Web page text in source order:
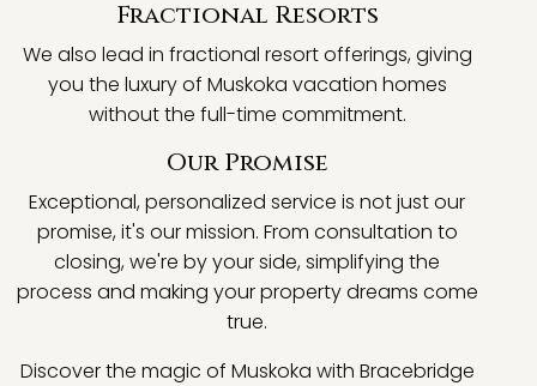
Fractional Resorts
We also lead in fractional resort offerings, giving
you the luxury of Muskoka vacation homes
without the full-time commitment.
Our Promise
Exceptional, personalized service is not just our
promise, it's our mission. From consultation to
closing, we're by your side, simplifying the
process and making your property dreams come
true.
Discover the magic of Muskoka with Bracebridge